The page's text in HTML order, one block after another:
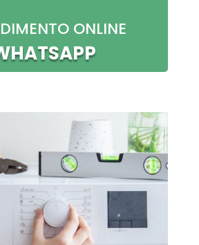
ONLINE